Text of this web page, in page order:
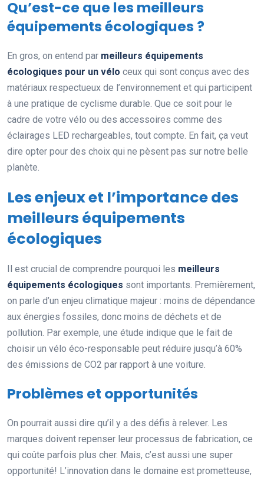
Qu’est-ce que les meilleurs
équipements écologiques ?
En gros, on entend par meilleurs équipements
écologiques pour un vélo ceux qui sont conçus avec des
matériaux respectueux de l’environnement et qui participent
à une pratique de cyclisme durable. Que ce soit pour le
cadre de votre vélo ou des accessoires comme des
éclairages LED rechargeables, tout compte. En fait, ça veut
dire opter pour des choix qui ne pèsent pas sur notre belle
planète.
Les enjeux et l’importance des
meilleurs équipements
écologiques
Il est crucial de comprendre pourquoi les meilleurs
équipements écologiques sont importants. Premièrement,
on parle d’un enjeu climatique majeur : moins de dépendance
aux énergies fossiles, donc moins de déchets et de
pollution. Par exemple, une étude indique que le fait de
choisir un vélo éco-responsable peut réduire jusqu’à 60%
des émissions de CO2 par rapport à une voiture.
Problèmes et opportunités
On pourrait aussi dire qu’il y a des défis à relever. Les
marques doivent repenser leur processus de fabrication, ce
qui coûte parfois plus cher. Mais, c’est aussi une super
opportunité! L’innovation dans le domaine est prometteuse,